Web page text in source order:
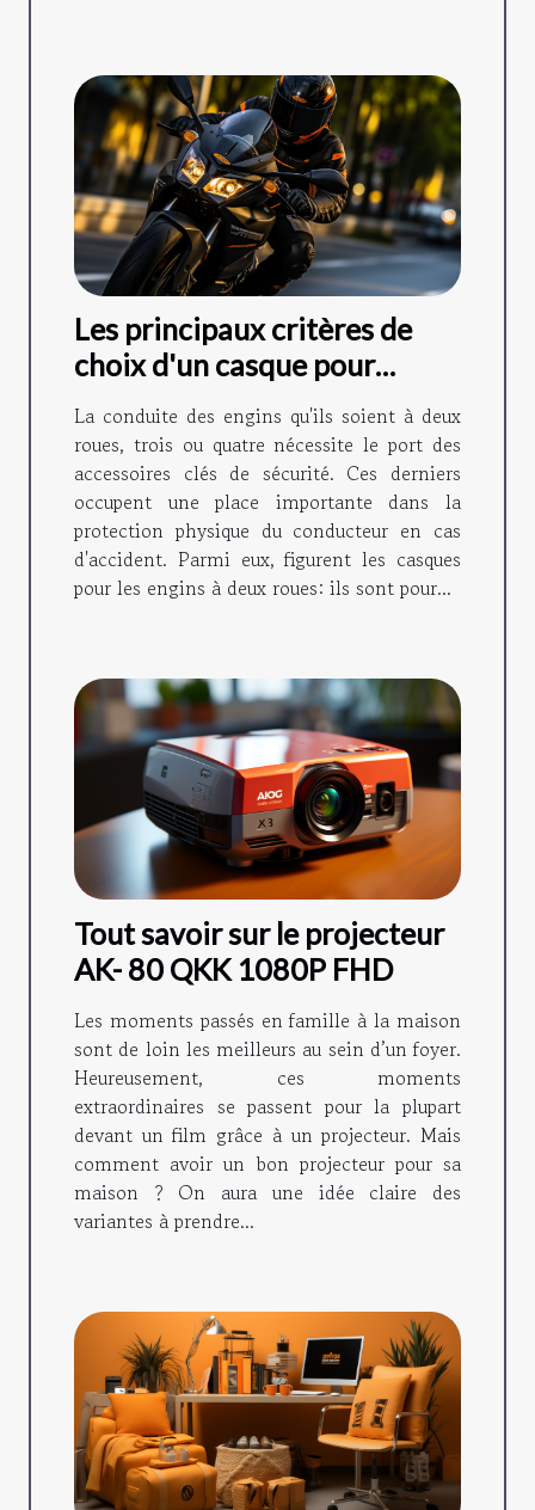
Les principaux critères de
choix d'un casque pour
scooter.
La conduite des engins qu'ils soient à deux
roues, trois ou quatre nécessite le port des
accessoires clés de sécurité. Ces derniers
occupent une place importante dans la
protection physique du conducteur en cas
d'accident. Parmi eux, figurent les casques
pour les engins à deux roues: ils sont pour...
Tout savoir sur le projecteur
AK- 80 QKK 1080P FHD
Les moments passés en famille à la maison
sont de loin les meilleurs au sein d’un foyer.
Heureusement, ces moments
extraordinaires se passent pour la plupart
devant un film grâce à un projecteur. Mais
comment avoir un bon projecteur pour sa
maison ? On aura une idée claire des
variantes à prendre...